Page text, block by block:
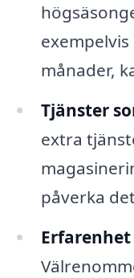
månader,
Tjänster
extra
påverka